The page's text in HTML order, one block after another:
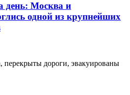
день: Москва и
одной из крупнейших
дороги, эвакуированы